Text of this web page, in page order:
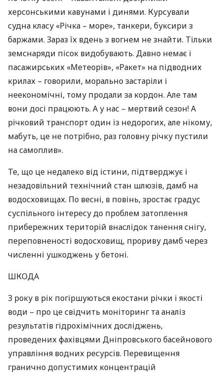
херсонськими кавунами і динями. Курсували
судна класу «Річка – море», танкери, буксири з
баржами. Зараз їх вдень з вогнем не знайти. Тільки
земснаряди пісок видобувають. Давно немає і
пасажирських «Метеорів», «Ракет» на підводних
крилах – говорили, морально застаріли і
неекономічні, тому продали за кордон. Але там
вони досі працюють. А у нас – мертвий сезон! А
річковий транспорт один із недорогих, але нікому,
мабуть, це не потрібно, раз головну річку пустили
на самоплив».
Те, що це недалеко від істини, підтверджує і
незадовільний технічний стан шлюзів, дамб на
водосховищах. По весні, в повінь, зростає градус
суспільного інтересу до проблем затоплення
прибережних територій внаслідок танення снігу,
переповненості водосховищ, прориву дамб через
численні ушкоджень у бетоні.
ШКОДА
З року в рік погіршуються екостани річки і якості
води – про це свідчить моніторинг та аналіз
результатів гідрохімічних досліджень,
проведених фахівцями Дніпровського басейнового
управління водних ресурсів. Перевищення
гранично допустимих концентрацій